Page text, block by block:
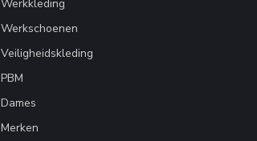
Werkkleding
Werkschoenen
Veiligheidskleding
PBM
Dames
Merken